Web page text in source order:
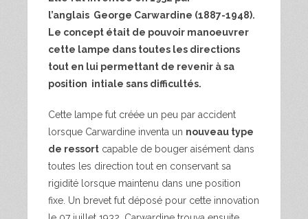
l’anglais George Carwardine (1887-1948).
Le concept était de pouvoir manoeuvrer
cette lampe dans toutes les directions
tout en lui permettant de revenir à sa
position intiale sans difficultés.
Cette lampe fut créée un peu par accident
lorsque Carwardine inventa un nouveau type
de ressort capable de bouger aisément dans
toutes les direction tout en conservant sa
rigidité lorsque maintenu dans une position
fixe. Un brevet fut déposé pour cette innovation